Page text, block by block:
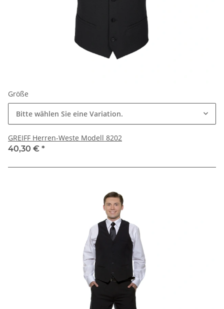
Größe
Bitte wählen Sie eine Variation.
GREIFF Herren-Weste Modell 8202
40,30 € *